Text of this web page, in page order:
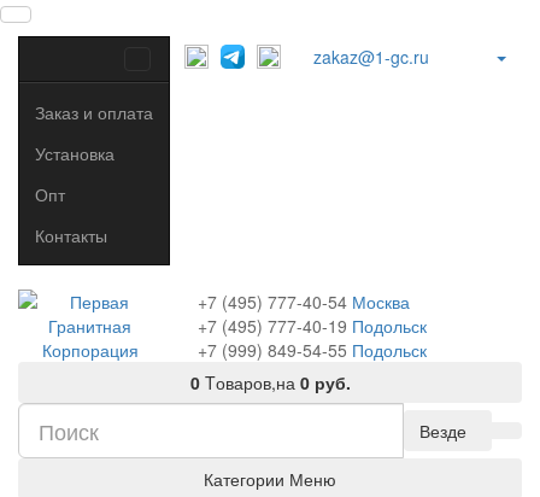
Заказ и оплата
Установка
Опт
Контакты
zakaz@1-gc.ru
+7 (495) 777-40-54 Москва
+7 (495) 777-40-19 Подольск
+7 (999) 849-54-55 Подольск
0 Tоваров,на 0 руб.
Везде
Категории Меню